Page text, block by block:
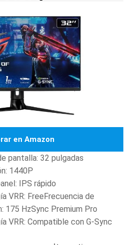
en Amazon
pantalla: 32 pulgadas
1440P
IPS rápido
VRR: FreeFrecuencia de
175 HzSync Premium Pro
VRR: Compatible con G-Sync